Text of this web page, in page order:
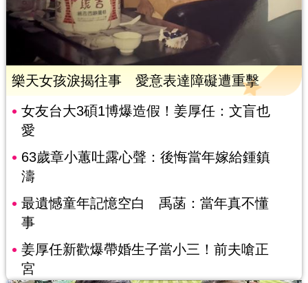
樂天女孩淚揭往事 愛意表達障礙遭重擊
女友台大3碩1博爆造假！姜厚任：文盲也
愛
63歲章小蕙吐露心聲：後悔當年嫁給鍾鎮
濤
最遺憾童年記憶空白 禹菡：當年真不懂
事
姜厚任新歡爆帶婚生子當小三！前夫嗆正
宮